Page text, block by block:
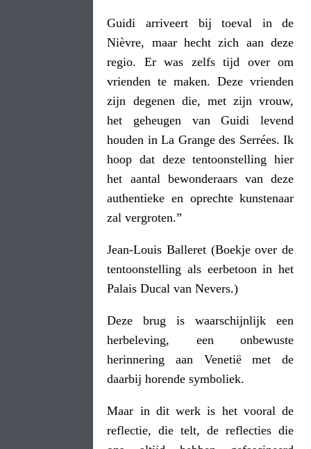
Guidi arriveert bij toeval in de
Nièvre, maar hecht zich aan deze
regio. Er was zelfs tijd over om
vrienden te maken. Deze vrienden
zijn degenen die, met zijn vrouw,
het geheugen van Guidi levend
houden in La Grange des Serrées. Ik
hoop dat deze tentoonstelling hier
het aantal bewonderaars van deze
authentieke en oprechte kunstenaar
zal vergroten.”
Jean-Louis Balleret (Boekje over de
tentoonstelling als eerbetoon in het
Palais Ducal van Nevers.)
Deze brug is waarschijnlijk een
herbeleving, een onbewuste
herinnering aan Venetië met de
daarbij horende symboliek.
Maar in dit werk is het vooral de
reflectie, die telt, de reflecties die